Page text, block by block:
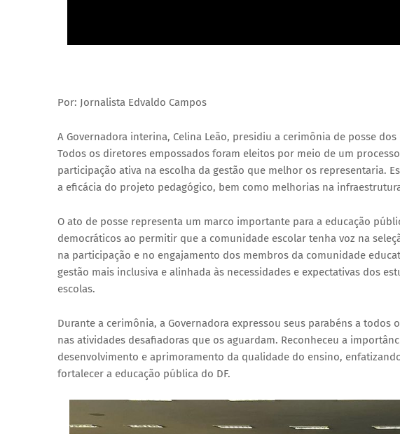
Por: Jornalista Edvaldo Campos
A Governadora interina, Celina Leão, presidiu a cerimônia de posse
Todos os diretores empossados foram eleitos por meio de um
participação ativa na escolha da gestão que melhor os representaria.
a eficácia do projeto pedagógico, bem como melhorias na
O ato de posse representa um marco importante para a educação
democráticos ao permitir que a comunidade escolar tenha voz na
na participação e no engajamento dos membros da comunidade
gestão mais inclusiva e alinhada às necessidades e expectativas dos
escolas.
Durante a cerimônia, a Governadora expressou seus parabéns a
nas atividades desafiadoras que os aguardam. Reconheceu a
desenvolvimento e aprimoramento da qualidade do ensino,
fortalecer a educação pública do DF.